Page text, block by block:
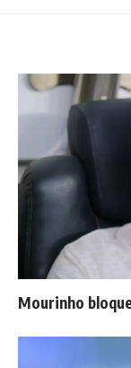
Mourinho